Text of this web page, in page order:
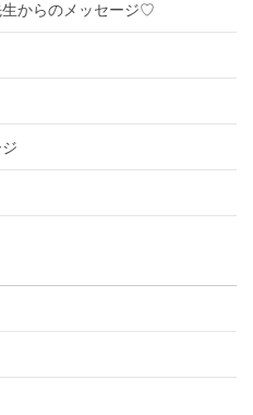
からのメッセージ♡